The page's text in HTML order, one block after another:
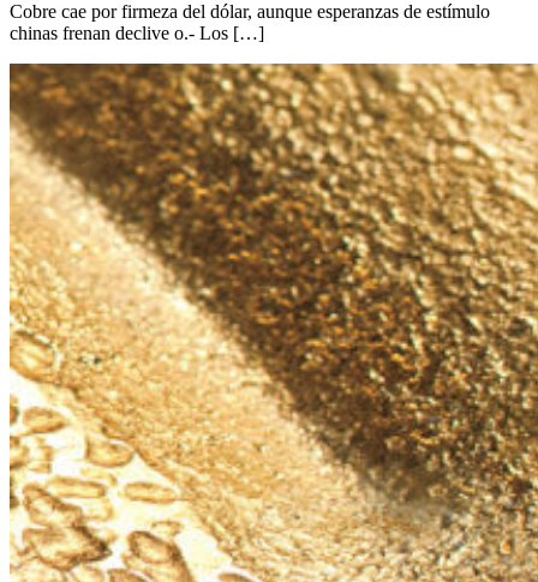
Cobre cae por firmeza del dólar, aunque esperanzas de estímulo
chinas frenan declive o.- Los […]